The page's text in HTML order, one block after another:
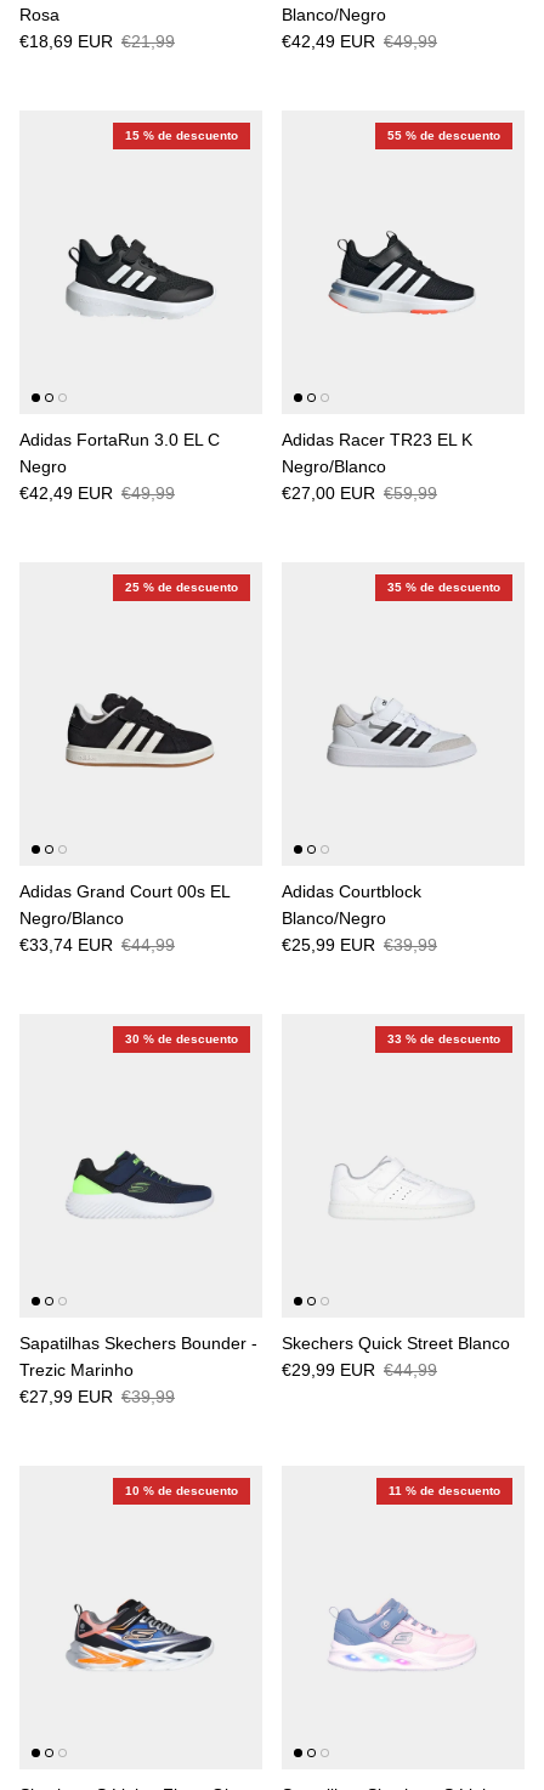
Rosa
€18,69 EUR €21,99
Blanco/Negro
€42,49 EUR €49,99
15 % de descuento
Adidas FortaRun 3.0 EL C
Negro
€42,49 EUR €49,99
55 % de descuento
Adidas Racer TR23 EL K
Negro/Blanco
€27,00 EUR €59,99
25 % de descuento
Adidas Grand Court 00s EL
Negro/Blanco
€33,74 EUR €44,99
35 % de descuento
Adidas Courtblock
Blanco/Negro
€25,99 EUR €39,99
30 % de descuento
Sapatilhas Skechers Bounder -
Trezic Marinho
€27,99 EUR €39,99
33 % de descuento
Skechers Quick Street Blanco
€29,99 EUR €44,99
10 % de descuento 11 % de descuento